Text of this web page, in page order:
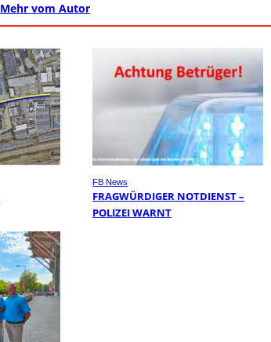
Mehr vom Autor
FB News
FRAGWÜRDIGER NOTDIENST –
POLIZEI WARNT